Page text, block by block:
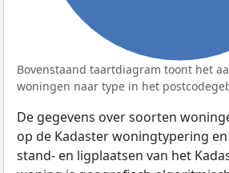
Bovenstaand taartdiagram toont het
woningen naar type in het
De gegevens over soorten
op de Kadaster woningtypering
stand- en ligplaatsen van het